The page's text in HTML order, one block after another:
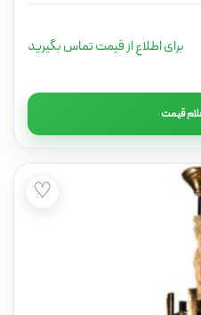
برای اطلاع از قیمت تماس بگیرید
قیمت
♡